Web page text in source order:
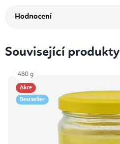
Hodnocení
Související produkty
Akce
Bestseller
480 g